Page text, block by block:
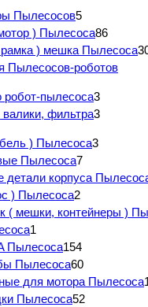
Пылесосов5
) Пылесоса86
) мешка Пылесоса
Пылесосов-роботов
робот-пылесоса3
фильтра3
) Пылесоса3
Пылесоса7
детали корпуса
) Пылесоса2
( мешки, контейнеры )
1
Пылесоса154
Пылесоса60
для мотора Пылесоса
Пылесоса52